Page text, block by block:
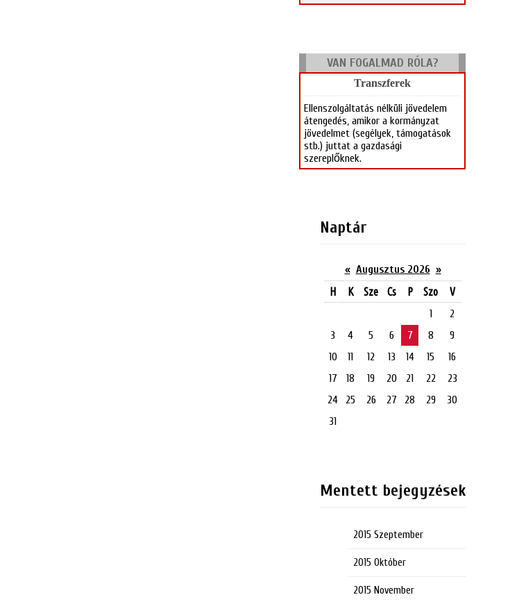
VAN FOGALMAD RÓLA?
Transzferek
Ellenszolgáltatás nélküli jövedelem
átengedés, amikor a kormányzat
jövedelmet (segélyek, támogatások
stb.) juttat a gazdasági
szereplőknek.
Naptár
« Augusztus 2026 »
H
K Sze Cs P Szo
V
1
2
3
4 5 6 7 8
9
10
11 12 13 14 15
16
17
18 19 20 21 22
23
24
25 26 27 28 29
30
31
Mentett bejegyzések
2015 Szeptember
2015 Október
2015 November